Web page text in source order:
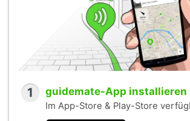
1 guidemate-App installieren
Im App-Store & Play-Store